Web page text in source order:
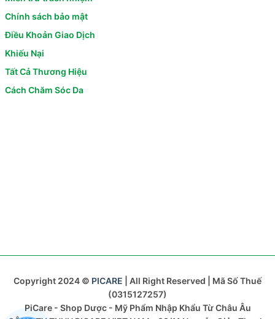
Chính sách bảo mật
Điều Khoản Giao Dịch
Khiếu Nại
Tất Cả Thương Hiệu
Cách Chăm Sóc Da
Copyright 2024 © PICARE | All Right Reserved | Mã Số Thuế
(0315127257)
PiCare - Shop Dược - Mỹ Phẩm Nhập Khẩu Từ Châu Âu